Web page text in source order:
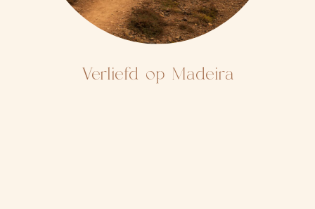
Verliefd op Madeira